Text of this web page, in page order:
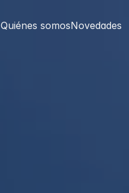
Quiénes somosNovedades